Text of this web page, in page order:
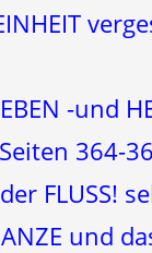
-und
364-
FLUSS!
und